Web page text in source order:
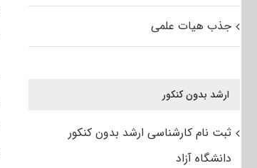
جذب هیات علمی
ارشد بدون کنکور
ثبت نام کارشناسی ارشد بدون کنکور
دانشگاه آزاد